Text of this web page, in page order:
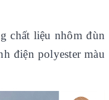
chất liệu nhôm đùn
điện polyester màu